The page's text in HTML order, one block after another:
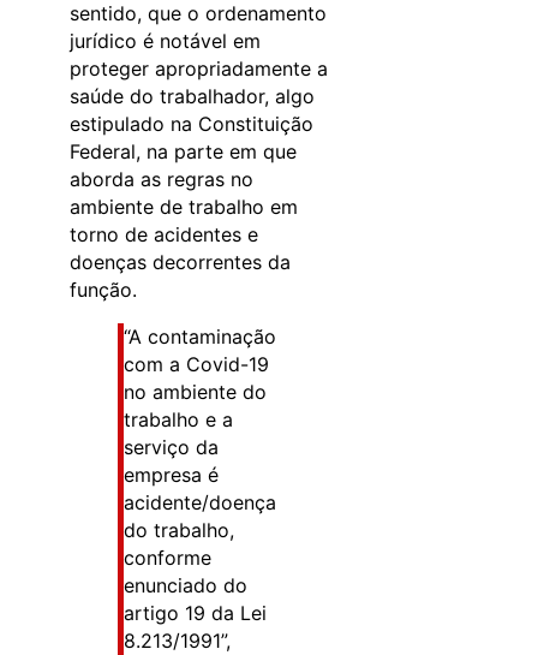
sentido, que o ordenamento
jurídico é notável em
proteger apropriadamente a
saúde do trabalhador, algo
estipulado na Constituição
Federal, na parte em que
aborda as regras no
ambiente de trabalho em
torno de acidentes e
doenças decorrentes da
função.
“A contaminação
com a Covid-19
no ambiente do
trabalho e a
serviço da
empresa é
acidente/doença
do trabalho,
conforme
enunciado do
artigo 19 da Lei
8.213/1991”,